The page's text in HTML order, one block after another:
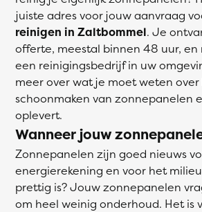
juiste adres voor jouw aanvraag
reinigen in Zaltbommel. Je
offerte, meestal binnen 48 uur, en
een reinigingsbedrijf in uw
meer over wat je moet weten
schoonmaken van zonnepanelen
oplevert.
Wanneer jouw
Zonnepanelen zijn goed nieuws
energierekening en voor het
prettig is? Jouw zonnepanelen
om heel weinig onderhoud. Het is